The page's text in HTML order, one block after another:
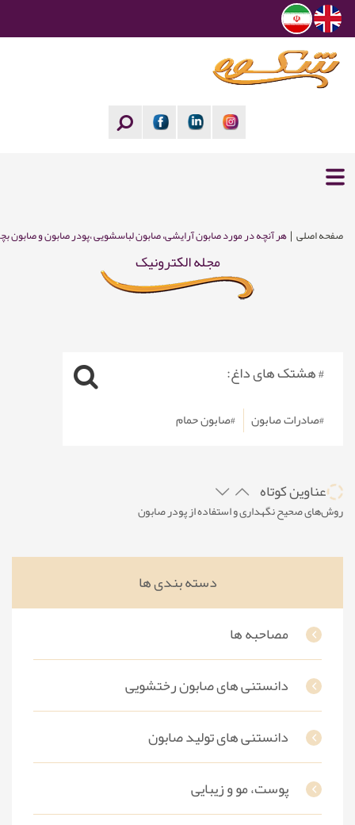
صفحه اصلی هر آنچه در مورد صابون آرایشی، صابون لباسشویی ،پودر صابون و صابون
مجله الکترونیک
دسته بندی ها
مصاحبه ها
دانستنی های صابون رختشویی
دانستنی های تولید صابون
پوست، مو و زیبایی
# هشتک های داغ:
#صادرات صابون #صابون حمام
عناوین کوتاه
روش‌های صحیح نگهداری و استفاده از پودر صابون
پوستی براق و تمیز با چیپس صابون
ساخت صابون با رنگ و اسانس های متفاوت
ساخت صابون در خانه با روش‌های ساده